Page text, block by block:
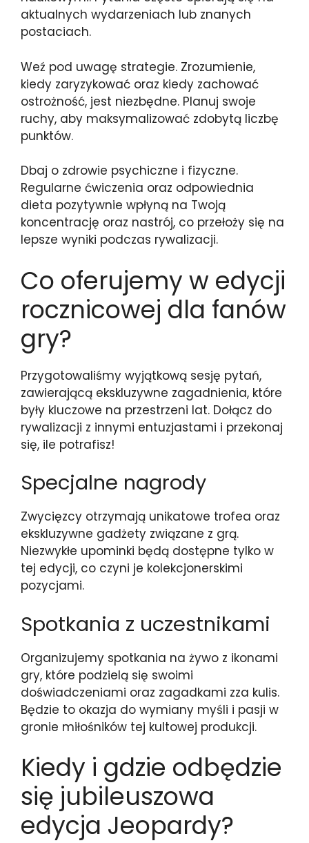
aktualnych wydarzeniach lub znanych
postaciach.
Weź pod uwagę strategie. Zrozumienie,
kiedy zaryzykować oraz kiedy zachować
ostrożność, jest niezbędne. Planuj swoje
ruchy, aby maksymalizować zdobytą liczbę
punktów.
Dbaj o zdrowie psychiczne i fizyczne.
Regularne ćwiczenia oraz odpowiednia
dieta pozytywnie wpłyną na Twoją
koncentrację oraz nastrój, co przełoży się na
lepsze wyniki podczas rywalizacji.
Co oferujemy w edycji
rocznicowej dla fanów
gry?
Przygotowaliśmy wyjątkową sesję pytań,
zawierającą ekskluzywne zagadnienia, które
były kluczowe na przestrzeni lat. Dołącz do
rywalizacji z innymi entuzjastami i przekonaj
się, ile potrafisz!
Specjalne nagrody
Zwycięzcy otrzymają unikatowe trofea oraz
ekskluzywne gadżety związane z grą.
Niezwykłe upominki będą dostępne tylko w
tej edycji, co czyni je kolekcjonerskimi
pozycjami.
Spotkania z uczestnikami
Organizujemy spotkania na żywo z ikonami
gry, które podzielą się swoimi
doświadczeniami oraz zagadkami zza kulis.
Będzie to okazja do wymiany myśli i pasji w
gronie miłośników tej kultowej produkcji.
Kiedy i gdzie odbędzie
się jubileuszowa
edycja Jeopardy?